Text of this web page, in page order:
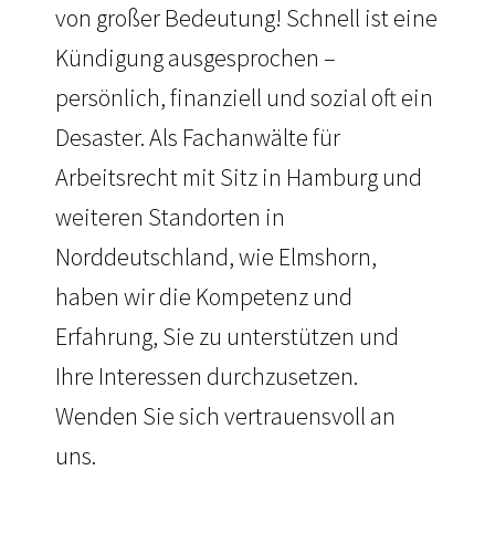
von großer Bedeutung! Schnell ist eine
Kündigung ausgesprochen –
persönlich, finanziell und sozial oft ein
Desaster. Als Fachanwälte für
Arbeitsrecht mit Sitz in Hamburg und
weiteren Standorten in
Norddeutschland, wie Elmshorn,
haben wir die Kompetenz und
Erfahrung, Sie zu unterstützen und
Ihre Interessen durchzusetzen.
Wenden Sie sich vertrauensvoll an
uns.